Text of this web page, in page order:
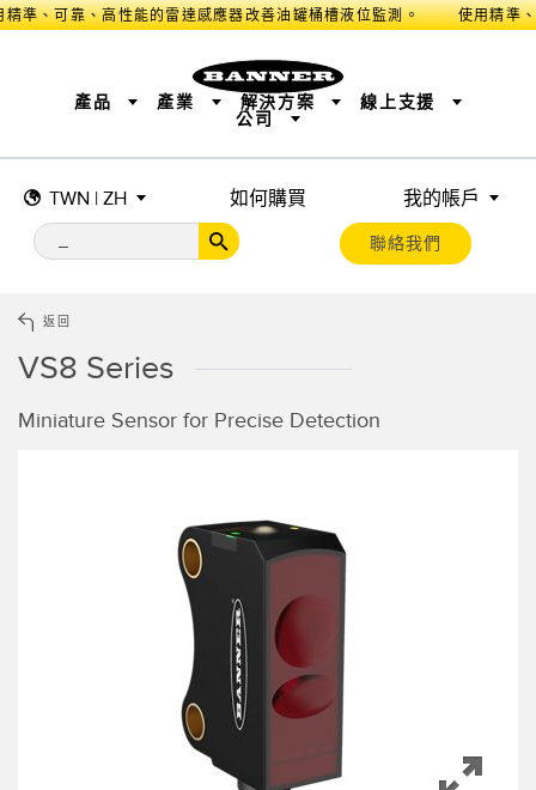
準、可靠、高性能的雷達感應器改善油罐桶槽液位監測。
TWN | ZH 如何購買 我的帳戶
聯絡我們
產品
感測器 量測解決方案
工作燈與指示燈
工業無線
BARCODE & VISION
遠端 I/O
CONNECTIVITY 監測方案​
科技
感測器
產業 解決方案
工業物聯網與智慧工廠​
智慧感測器​
追蹤與追溯​
揀選指示
工業照明​
狀態指示​
量測與檢測​
雷達應用​
前沿偵測
整體設備效率 (OEE) ​
機器監控/整體設備效能
為預測和預防性的維護進行狀態監控
缺料管理、服務或棧板收取
線上支援
公司
返回
VS8 Series
Miniature Sensor for Precise Detection